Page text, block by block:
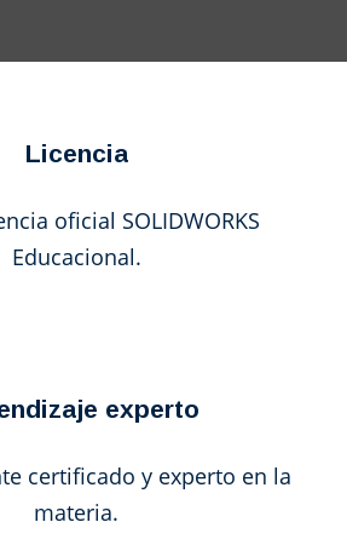
Licencia
oficial SOLIDWORKS
Educacional.
experto
certificado y experto en la
materia.